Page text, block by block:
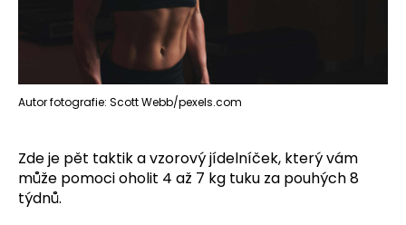
Autor fotografie: Scott Webb/pexels.com
Zde je pět taktik a vzorový jídelníček, který vám
může pomoci oholit 4 až 7 kg tuku za pouhých 8
týdnů.
m